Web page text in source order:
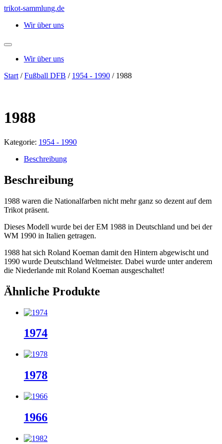
Zum
springen
trikot-sammlung.de
Wir über uns
Wir über uns
Start /Fußball DFB / 1954 - 1990 / 1988
1988
Kategorie: 1954 - 1990
Beschreibung
Beschreibung
1988 waren die Nationalfarben nicht mehr ganz so dezent auf dem
Trikot präsent.
Dieses Modell wurde bei der EM 1988 in Deutschland und bei der
WM 1990 in Italien getragen.
1988 hat sich Roland Koeman damit den Hintern abgewischt und
1990 wurde Deutschland Weltmeister. Dabei wurde unter anderem
die Niederlande mit Roland Koeman ausgeschaltet!
Ähnliche Produkte
1974
1978
1966